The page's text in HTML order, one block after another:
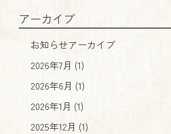
アーカイブ
お知らせアーカイブ
2026年7月 (1)
2026年6月 (1)
2026年1月 (1)
2025年12月 (1)